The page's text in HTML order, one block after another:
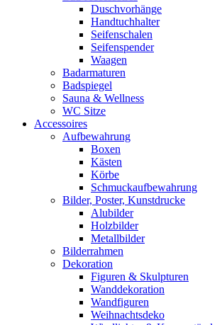
Duschvorhänge
Handtuchhalter
Seifenschalen
Seifenspender
Waagen
Badarmaturen
Badspiegel
Sauna & Wellness
WC Sitze
Accessoires
Aufbewahrung
Boxen
Kästen
Körbe
Schmuckaufbewahrung
Bilder, Poster, Kunstdrucke
Alubilder
Holzbilder
Metallbilder
Bilderrahmen
Dekoration
Figuren & Skulpturen
Wanddekoration
Wandfiguren
Weihnachtsdeko